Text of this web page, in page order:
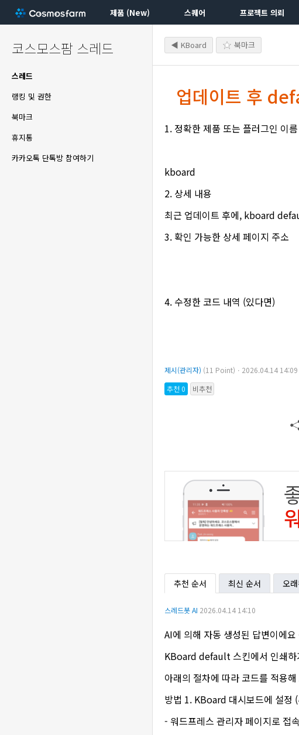
제품 (New) 스퀘어 프로젝트 의뢰
코스모스팜 스레드
스레드
랭킹 및 권한
북마크
휴지통
카카오톡 단톡방 참여하기
◀ KBoard 북마크
업데이트 후
1. 정확한 제품 또는 플러그인 이름
kboard
2. 상세 내용
최근 업데이트 후에, kboard
3. 확인 가능한 상세 페이지 주소
4. 수정한 코드 내역 (있다면)
제시(관리자) (11 Point)ㆍ2026.04.14 14:09
추천 0
비추천
추천 순서 최신 순서 오
스레드봇 AI 2026.04.14 14:10
AI에 의해 자동 생성된 답변이에
KBoard default 스킨에서 인쇄하
아래의 절차에 따라 코드를 적용
방법 1. KBoard 대시보드에 설정
- 워드프레스 관리자 페이지로 접